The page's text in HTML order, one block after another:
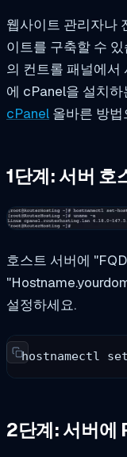
웹사이트 관리자나
이트를 구축할 수
의 컨트롤 패널에서
에 cPanel을 설치
cPanel 올바른 방법
1단계: 서버 호
호스트 서버에
설정하세요.
hostnamectl
2단계: 서버에